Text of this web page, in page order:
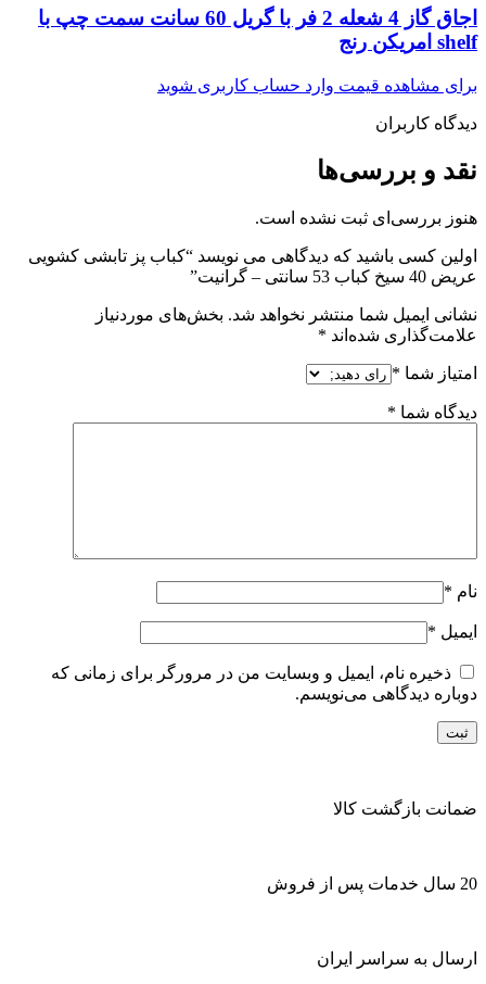
اجاق گاز 4 شعله 2 فر با گریل 60 سانت سمت چپ با
shelf امریکن رنج
برای مشاهده قیمت وارد حساب کاربری شوید
دیدگاه کاربران
نقد و بررسی‌ها
هنوز بررسی‌ای ثبت نشده است.
اولین کسی باشید که دیدگاهی می نویسد “کباب پز تابشی کشویی
عریض 40 سیخ کباب 53 سانتی – گرانیت”
نشانی ایمیل شما منتشر نخواهد شد. بخش‌های موردنیاز
علامت‌گذاری شده‌اند *
امتیاز شما *
دیدگاه شما *
نام *
ایمیل *
ذخیره نام، ایمیل و وبسایت من در مرورگر برای زمانی که
دوباره دیدگاهی می‌نویسم.
ضمانت بازگشت کالا
20 سال خدمات پس از فروش
ارسال به سراسر ایران